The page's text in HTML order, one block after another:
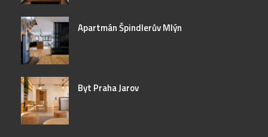
Apartmán Špindlerův Mlýn
Byt Praha Jarov